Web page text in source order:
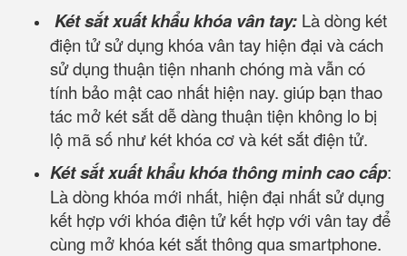
Két sắt xuất khẩu khóa vân tay: Là dòng két
điện tử sử dụng khóa vân tay hiện đại và cách
sử dụng thuận tiện nhanh chóng mà vẫn có
tính bảo mật cao nhất hiện nay. giúp bạn thao
tác mở két sắt dễ dàng thuận tiện không lo bị
lộ mã số như két khóa cơ và két sắt điện tử.
Két sắt xuất khẩu khóa thông minh cao cấp:
Là dòng khóa mới nhất, hiện đại nhất sử dụng
kết hợp với khóa điện tử kết hợp với vân tay để
cùng mở khóa két sắt thông qua smartphone.